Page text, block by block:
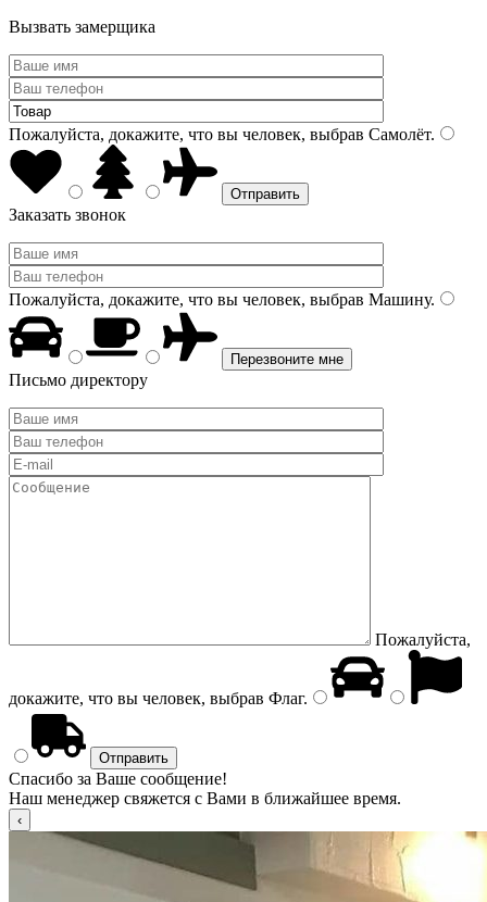
Вызвать замерщика
Пожалуйста, докажите, что вы человек, выбрав Самолёт.
Заказать звонок
Пожалуйста, докажите, что вы человек, выбрав Машину.
Письмо директору
Пожалуйста,
докажите, что вы человек, выбрав Флаг.
Спасибо за Ваше сообщение!
Наш менеджер свяжется с Вами в ближайшее время.